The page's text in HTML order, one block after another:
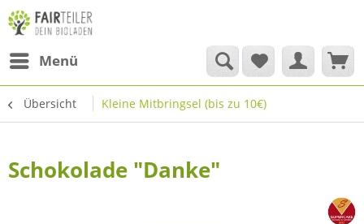
Menü
Übersicht Kleine Mitbringsel (bis zu 10€)
Schokolade "Danke"